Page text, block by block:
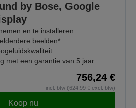
by Bose, Google
en te installeren
beelden*
met een garantie van 5 jaar
756,24 €
incl. btw (624,99 € excl. btw)
Koop nu